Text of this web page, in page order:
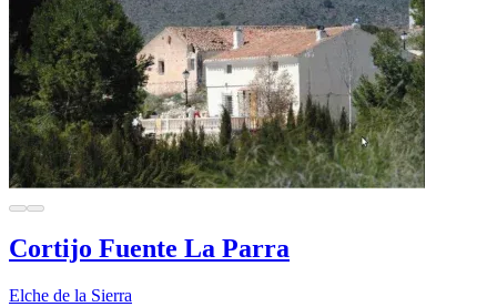
Cortijo Fuente La Parra
Elche de la Sierra